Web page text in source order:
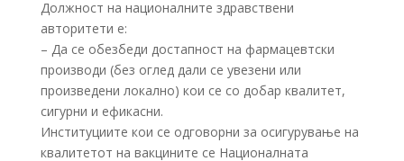
Должност на националните здравствени
авторитети е:
– Да се обезбеди достапност на фармацевтски
производи (без оглед дали се увезени или
произведени локално) кои се со добар квалитет,
сигурни и ефикасни.
Институциите кои се одговорни за осигурување на
квалитетот на вакцините се Националната